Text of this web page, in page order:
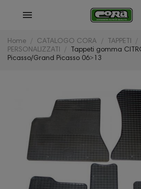
Home CATALOGO CORA TAPPETI
PERSONALIZZATI
Tappeti gomma
Picasso/Grand Picasso 06˃13